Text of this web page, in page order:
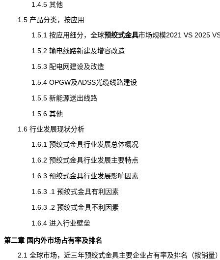
1.4.5 其他
1.5 产品分类，按应用
1.5.1 按应用细分，全球预绞式金具市场规模2021 VS 2025
1.5.2 输电线路新建及增容改造
1.5.3 配电网建设及改造
1.5.4 OPGW及ADSS光缆线路建设
1.5.5 新能源送出线路
1.5.6 其他
1.6 行业发展现状分析
1.6.1 预绞式金具行业发展总体概况
1.6.2 预绞式金具行业发展主要特点
1.6.3 预绞式金具行业发展影响因素
1.6.3 .1 预绞式金具有利因素
1.6.3 .2 预绞式金具不利因素
1.6.4 进入行业壁垒
第二章 国内外市场占有率及排名
2.1 全球市场，近三年预绞式金具主要企业占有率及排名（按销量